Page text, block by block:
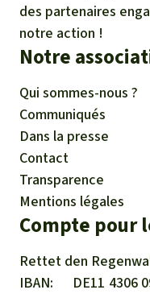
des partenaires
notre action !
Notre
Qui sommes-nous ?
Communiqués
Dans la presse
Contact
Transparence
Mentions légales
Compte pour
Rettet den
IBAN
DE11 4306